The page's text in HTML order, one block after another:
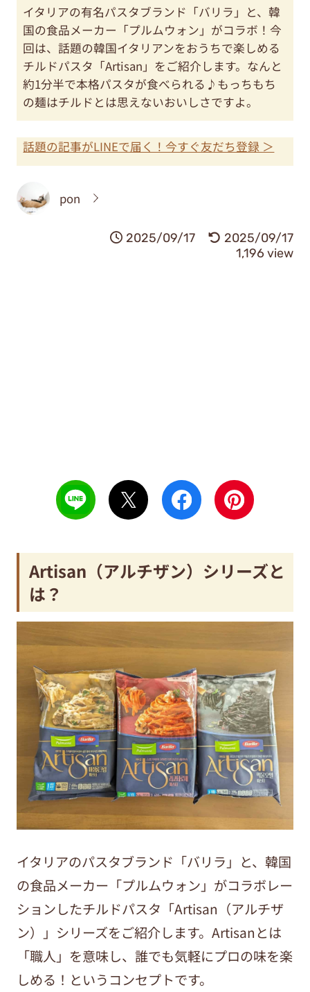
イタリアの有名パスタブランド「バリラ」と、韓
国の食品メーカー「プルムウォン」がコラボ！今
回は、話題の韓国イタリアンをおうちで楽しめる
チルドパスタ「Artisan」をご紹介します。なんと
約1分半で本格パスタが食べられる♪もっちもち
の麺はチルドとは思えないおいしさですよ。
話題の記事がLINEで届く！今すぐ友だち登録 ＞
pon
2025/09/17
2025/09/17
1,196 view
Artisan （アルチザン） シリーズと
は？
イタリアのパスタブランド「バリラ」と、韓国
の食品メーカー「プルムウォン」がコラボレー
ションしたチルドパスタ「Artisan（アルチザ
ン）」シリーズをご紹介します。Artisanとは
「職人」を意味し、誰でも気軽にプロの味を楽
しめる！というコンセプトです。